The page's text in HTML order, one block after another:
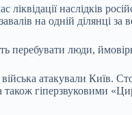
наслідків
на одній ділянці
люди,
атакували Київ.
гіперзвуковими